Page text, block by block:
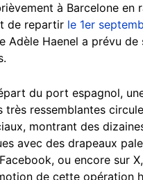
à Barcelone en
de repartir le 1er
Adèle Haenel a prévu de
du port espagnol,
très ressemblantes
montrant des
avec des drapeaux
ou encore sur
de cette opération